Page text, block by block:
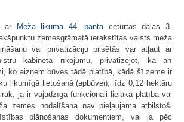
ar Meža likuma 44. panta ceturtās daļas 3.
zemesgrāmatā ierakstītas valsts meža
vai privatizāciju pilsētās var atļaut ar
kabineta rīkojumu, privatizējot, kā arī
ko aizņem būves tādā platībā, kādā šī zeme ir
likumīgā lietošanā (apbūvei), līdz 0,12 hektāru
ja ir vajadzīga funkcionāli lielāka platība vai
zemes nodalīšana nav pieļaujama atbilstoši
plānošanas dokumentiem, vai ja pēc